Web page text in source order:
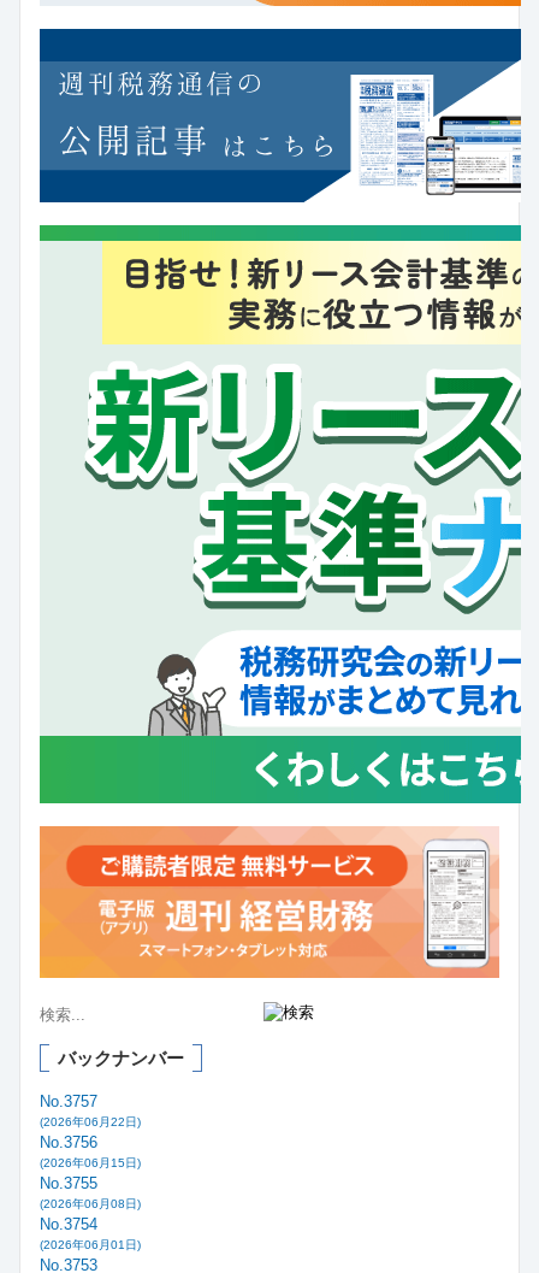
バックナンバー
No.3757
(2026年06月22日)
No.3756
(2026年06月15日)
No.3755
(2026年06月08日)
No.3754
(2026年06月01日)
No.3753